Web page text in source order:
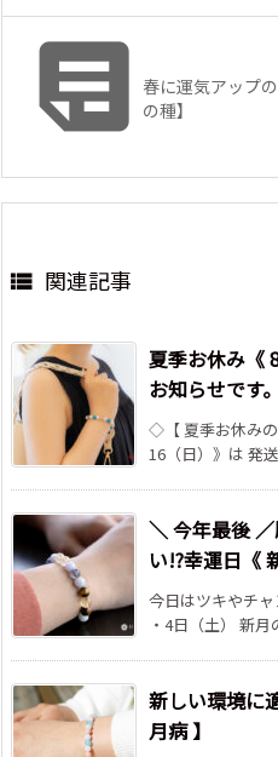
春に運気アップ
の種】
 関連記事
夏季お休み《
お知らせです。
◇【 夏季お休み
16（日）》は 発
＼ 今年最後
い!?幸運日《
今日はツキやチ
・4日（土） 新
新しい環境に
月病 】